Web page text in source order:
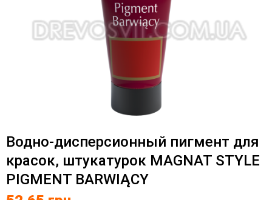
Водно-дисперсионный пигмент для
красок, штукатурок MAGNAT STYLE
PIGMENT BARWIĄCY